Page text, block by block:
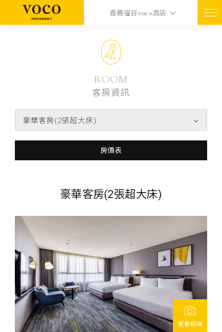
嘉義福容voco酒店
ROOM
客房資訊
豪華客房(2張超大床)
房價表
豪華客房(2張超大床)
查看相簿